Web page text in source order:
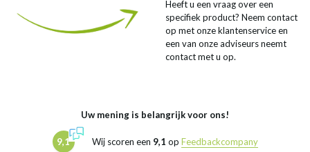
Heeft u een vraag over een
specifiek product? Neem contact
op met onze klantenservice en
een van onze adviseurs neemt
contact met u op.
Uw mening is belangrijk voor ons!
9,1 Wij scoren een 9,1 op Feedbackcompany